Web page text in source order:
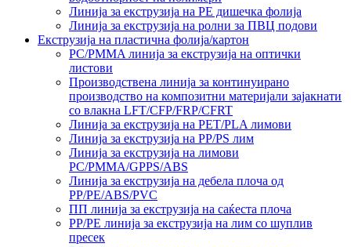
Линија за екструзија на PE дишечка фолија
Линија за екструзија на ролни за ПВЦ подови
Екструзија на пластична фолија/картон
PC/PMMA линија за екструзија на оптички
листови
Производствена линија за континуирано
производство на композитни материјали зајакнати
со влакна LFT/CFP/FRP/CFRT
Линија за екструзија на PET/PLA лимови
Линија за екструзија на PP/PS лим
Линија за екструзија на лимови
PC/PMMA/GPPS/ABS
Линија за екструзија на дебела плоча од
PP/PE/ABS/PVC
ПП линија за екструзија на саќеста плоча
PP/PE линија за екструзија на лим со шуплив
пресек